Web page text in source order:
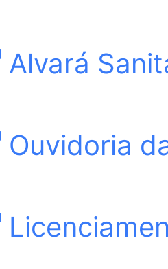
Alvará
Ouvidoria